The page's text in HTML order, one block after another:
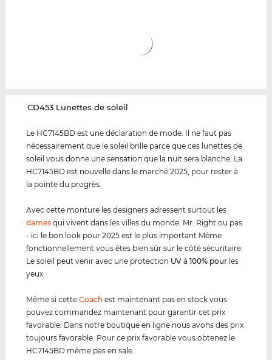
‌CD453 Lunettes de soleil
Le HC7145BD est une déclaration de mode. Il ne faut pas
nécessairement que le soleil brille parce que ces lunettes de
soleil vous donne une sensation que la nuit sera blanche. La
HC7145BD est nouvelle dans le marché 2025, pour rester à
la pointe du progrès.
Avec cette monture les designers adressent surtout les
dames qui vivent dans les villes du monde. Mr. Right ou pas
- ici le bon look pour 2025 est le plus important.Même
fonctionnellement vous êtes bien sûr sur le côté sécuritaire.
Le soleil peut venir avec une protection UV à100% pour les
yeux.
Même si cetteCoach est maintenant pas en stock vous
pouvez commandez maintenant pour garantir cet prix
favorable. Dans notre boutique en ligne nous avons des prix
toujours favorable. Pour ce prix favorable vous obtenez le
HC7145BD même pas en sale.